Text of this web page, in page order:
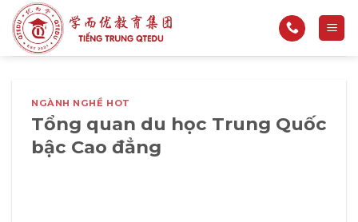
qua
nội
NGÀNH NGHỀ HOT
Tổng quan du học Trung Quốc
bậc Cao đẳng